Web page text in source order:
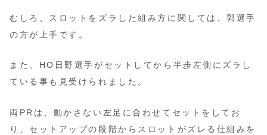
むしろ、スロットをズラした組み方に関しては、郭選手
の方が上手です。
また、HO日野選手がセットしてから半歩左側にズラし
ている事も見受けられました。
両PRは、動かさない左足に合わせてセットをしてお
り、セットアップの段階からスロットがズレる仕組みを